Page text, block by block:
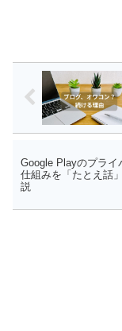
Google Playのプライ
仕組みを「たとえ話
説